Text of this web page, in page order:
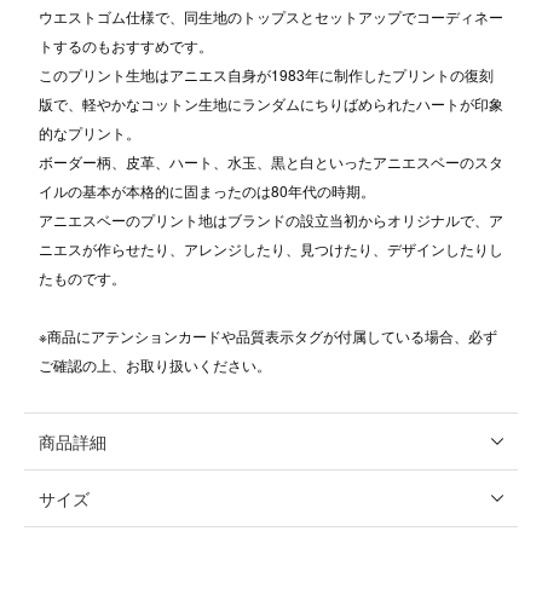
ウエストゴム仕様で、同生地のトップスとセットアップでコーディネー
トするのもおすすめです。
このプリント生地はアニエス自身が1983年に制作したプリントの復刻
版で、軽やかなコットン生地にランダムにちりばめられたハートが印象
的なプリント。
ボーダー柄、皮革、ハート、水玉、黒と白といったアニエスベーのスタ
イルの基本が本格的に固まったのは80年代の時期。
アニエスベーのプリント地はブランドの設立当初からオリジナルで、ア
ニエスが作らせたり、アレンジしたり、見つけたり、デザインしたりし
たものです。
※商品にアテンションカードや品質表示タグが付属している場合、必ず
ご確認の上、お取り扱いください。
商品詳細
サイズ